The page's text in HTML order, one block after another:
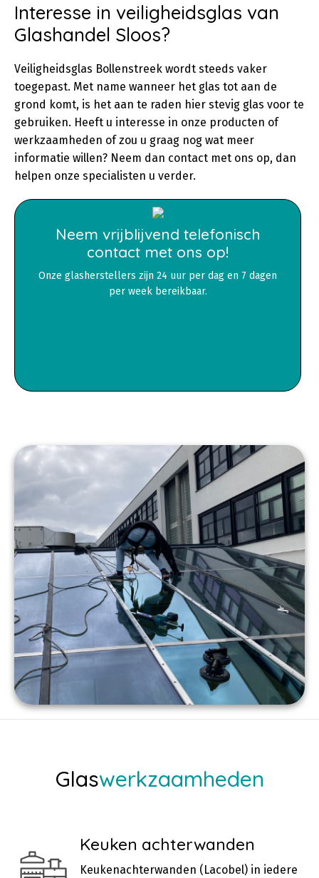
Interesse in veiligheidsglas van
Glashandel Sloos?
Veiligheidsglas Bollenstreek wordt steeds vaker
toegepast. Met name wanneer het glas tot aan de
grond komt, is het aan te raden hier stevig glas voor te
gebruiken. Heeft u interesse in onze producten of
werkzaamheden of zou u graag nog wat meer
informatie willen? Neem dan contact met ons op, dan
helpen onze specialisten u verder.
Neem vrijblijvend telefonisch
contact met ons op!
Onze glasherstellers zijn 24 uur per dag en 7 dagen
per week bereikbaar.
Glaswerkzaamheden
Keuken achterwanden
Keukenachterwanden (Lacobel) in iedere